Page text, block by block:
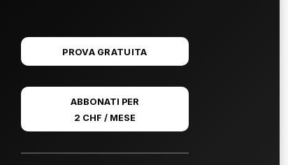
PROVA GRATUITA
ABBONATI PER
2 CHF / MESE